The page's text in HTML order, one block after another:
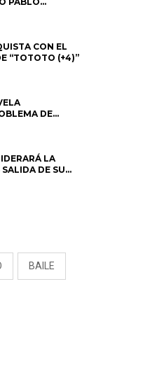
FULLER: “UNA
EL
CON EL
“TOTOTO (+4)”
DE
DE
UN
LA
DE SU
CON
BAILE